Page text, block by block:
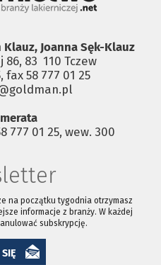
Klauz, Joanna Sęk-Klauz
83 ­ 110 Tczew
fax 58 777 01 25
777 01 25, wew. 300
na początku tygodnia otrzymasz
informacje z branży. W każdej
subskrypcję.